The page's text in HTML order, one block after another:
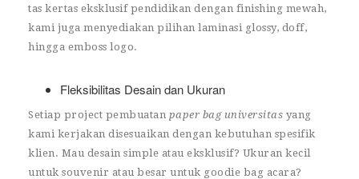
tas kertas eksklusif pendidikan dengan finishing mewah,
kami juga menyediakan pilihan laminasi glossy, doff,
hingga emboss logo.
Fleksibilitas Desain dan Ukuran
Setiap project pembuatan paper bag universitas yang
kami kerjakan disesuaikan dengan kebutuhan spesifik
klien. Mau desain simple atau eksklusif? Ukuran kecil
untuk souvenir atau besar untuk goodie bag acara?